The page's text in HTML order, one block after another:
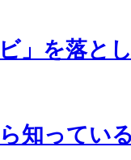
」を落と
知ってい